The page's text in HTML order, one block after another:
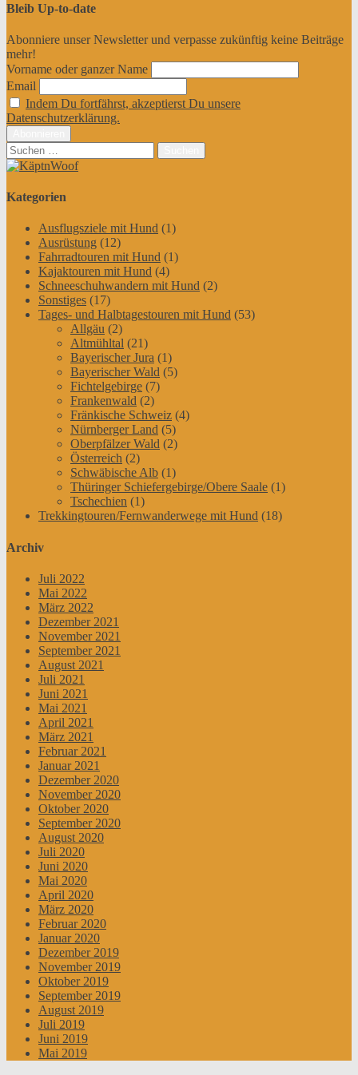
Bleib Up-to-date
Abonniere unser Newsletter und verpasse zukünftig keine Beiträge
mehr!
Vorname oder ganzer Name
Email
Indem Du fortfährst, akzeptierst Du unsere
Datenschutzerklärung.
Suchen
nach:
Kategorien
Ausflugsziele mit Hund (1)
Ausrüstung (12)
Fahrradtouren mit Hund (1)
Kajaktouren mit Hund (4)
Schneeschuhwandern mit Hund (2)
Sonstiges (17)
Tages- und Halbtagestouren mit Hund (53)
Allgäu (2)
Altmühltal (21)
Bayerischer Jura (1)
Bayerischer Wald (5)
Fichtelgebirge (7)
Frankenwald (2)
Fränkische Schweiz (4)
Nürnberger Land (5)
Oberpfälzer Wald (2)
Österreich (2)
Schwäbische Alb (1)
Thüringer Schiefergebirge/Obere Saale (1)
Tschechien (1)
Trekkingtouren/Fernwanderwege mit Hund (18)
Archiv
Juli 2022
Mai 2022
März 2022
Dezember 2021
November 2021
September 2021
August 2021
Juli 2021
Juni 2021
Mai 2021
April 2021
März 2021
Februar 2021
Januar 2021
Dezember 2020
November 2020
Oktober 2020
September 2020
August 2020
Juli 2020
Juni 2020
Mai 2020
April 2020
März 2020
Februar 2020
Januar 2020
Dezember 2019
November 2019
Oktober 2019
September 2019
August 2019
Juli 2019
Juni 2019
Mai 2019